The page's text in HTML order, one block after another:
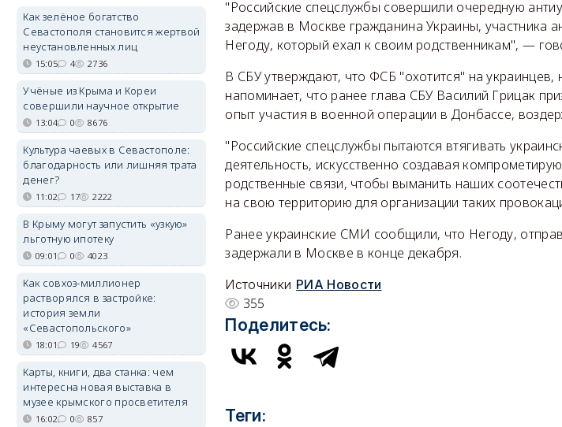
"Российские спецслужбы совершили очередную
задержав в Москве гражданина Украины, участника
Негоду, который ехал к своим родственникам", —
В СБУ утверждают, что ФСБ "охотится" на
напоминает, что ранее глава СБУ Василий Грицак
опыт участия в военной операции в Донбассе,
"Российские спецслужбы пытаются втягивать
деятельность, искусственно создавая
родственные связи, чтобы выманить наших
на свою территорию для организации таких
Ранее украинские СМИ сообщили, что Негоду,
задержали в Москве в конце декабря.
Источники РИА Новости
355
Поделитесь:
Теги:
Как зелёное богатство
Севастополя становится жертвой
неустановленных лиц
15:05 4 2736
Учёные из Крыма и Кореи
совершили научное открытие
13:04 0 8676
Культура чаевых в Севастополе:
благодарность или лишняя трата
денег?
11:02 17 2222
В Крыму могут запустить «узкую»
льготную ипотеку
09:01 0 4023
Как совхоз-миллионер
растворялся в застройке:
история земли
«Севастопольского»
18:01 19 4567
Карты, книги, два станка: чем
интересна новая выставка в
музее крымского просветителя
16:02 0 857